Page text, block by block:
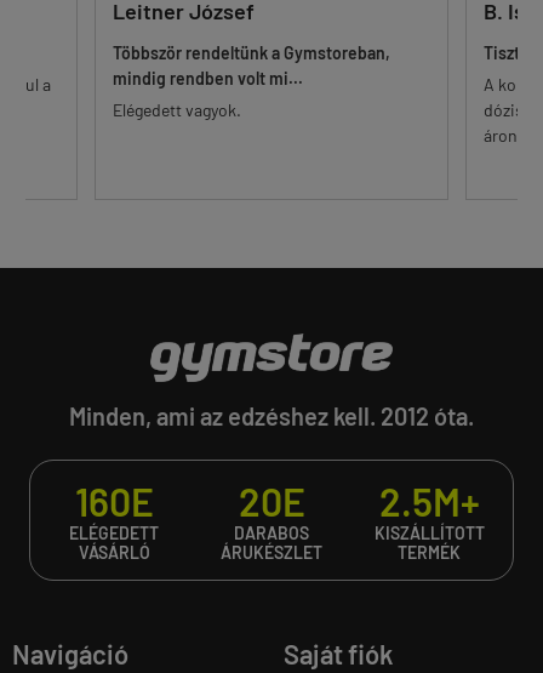
a Gymstoreban,
volt mi...
Tisztességes dózis apró
A korszerű tanulmányokhoz
dózisú K2 tabletta, rendkívül
áron. Egyes felhasználók
Minden, ami az edzéshez kell. 2012 óta.
160E
ELÉGEDETT
VÁSÁRLÓ
20E
DARABOS
ÁRUKÉSZLET
2.5M+
KISZÁLLÍTOTT
TERMÉK
Navigáció Saját fiók